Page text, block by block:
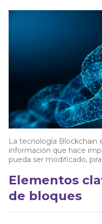
La tecnología
información que hace
pueda ser modificado,
Elementos
de bloques